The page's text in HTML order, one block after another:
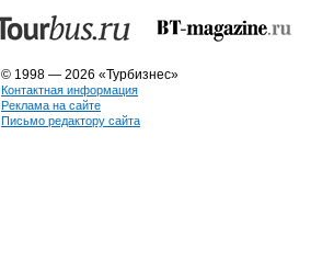
© 1998 — 2026 «Турбизнес»
Контактная информация
Реклама на сайте
Письмо редактору сайта